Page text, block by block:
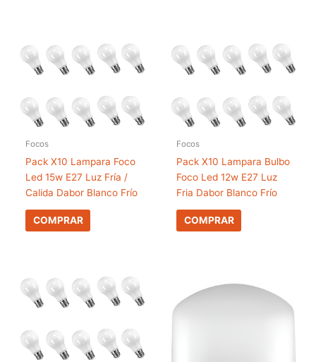
Focos
Pack X10 Lampara Foco
Led 15w E27 Luz Fría /
Calida Dabor Blanco Frío
COMPRAR
Focos
Pack X10 Lampara Bulbo
Foco Led 12w E27 Luz
Fria Dabor Blanco Frío
COMPRAR